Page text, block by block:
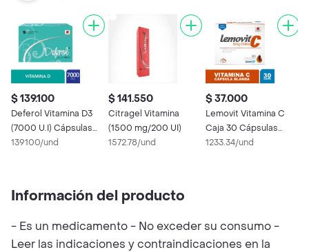
$ 139.100
Deferol Vitamina D3
(7000 U.I) Cápsulas
Blandas
139100/und
$ 141.550
Citragel Vitamina
(1500 mg/200 UI)
1572.78/und
$ 37.000
Lemovit Vitamina C
Caja 30 Cápsulas
Blandas
1233.34/und
Información del producto
- Es un medicamento - No exceder su consumo -
Leer las indicaciones y contraindicaciones en la